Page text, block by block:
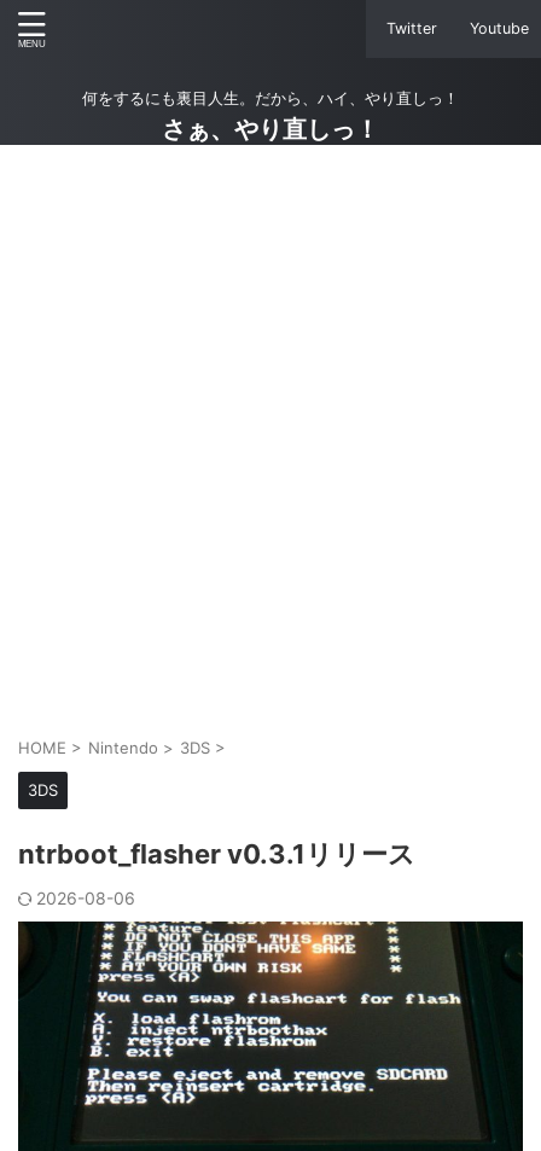
Twitter Youtube
何をするにも裏目人生。だから、ハイ、やり直しっ！
さぁ、やり直しっ！
HOME > Nintendo > 3DS >
3DS
ntrboot_flasher v0.3.1リリース
2026-08-06